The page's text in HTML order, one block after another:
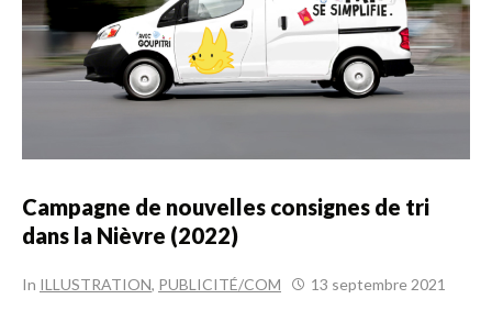
Campagne de nouvelles consignes de tri
dans la Nièvre (2022)
In ILLUSTRATION, PUBLICITÉ/COM 13 septembre 2021